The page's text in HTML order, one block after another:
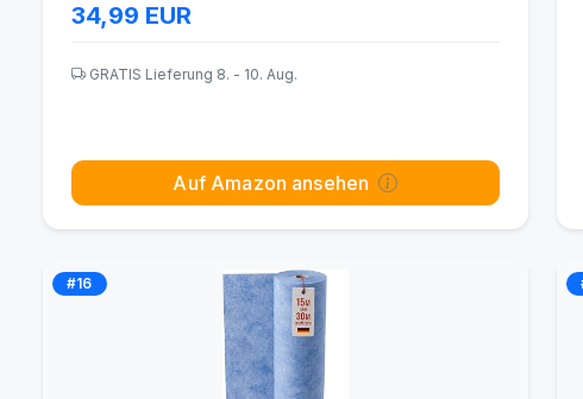
34,99 EUR
GRATIS Lieferung 8. - 10. Aug.
Auf Amazon ansehen
#16